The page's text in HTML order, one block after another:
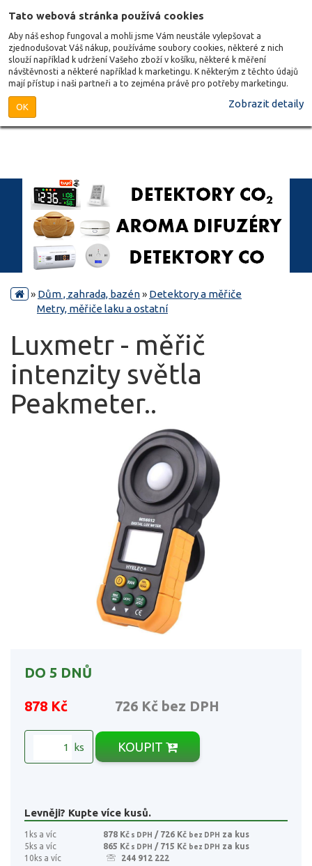
Tato webová stránka používá cookies
Aby náš eshop fungoval a mohli jsme Vám neustále vylepšovat a
zjednodušovat Váš nákup, používáme soubory cookies, některé z nich
slouží například k udržení Vašeho zboží v košíku, některé k měření
návštěvnosti a některé například k marketingu. K některým z těchto údajů
mají přístup i naši partneři a to zejména právě pro potřeby marketingu.
OK Zobrazit detaily
» Dům , zahrada, bazén» Detektory a měřiče
Metry, měřiče laku a ostatní
Luxmetr - měřič
intenzity světla
Peakmeter..
DO 5 DNŮ
878 Kč 726 Kč bez DPH
ks KOUPIT
Levněji? Kupte více kusů.
1ks a víc 878 Kč s DPH / 726 Kč bez DPH za kus
5ks a víc
865 Kč s DPH / 715 Kč bez DPH za kus
10ks a víc
244 912 222